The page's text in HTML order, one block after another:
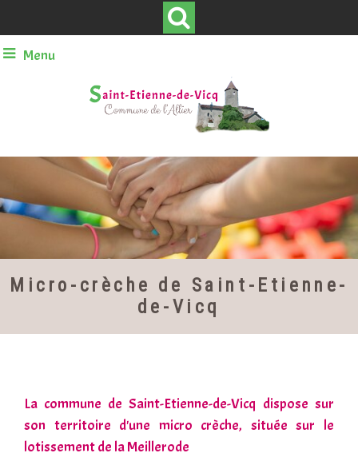
Menu
Micro-crèche de Saint-Etienne-
de-Vicq
La commune de Saint-Etienne-de-Vicq dispose sur
son territoire d'une micro crèche, située sur le
lotissement de la Meillerode